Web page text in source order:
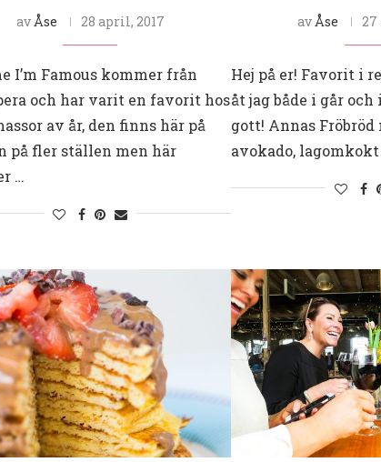
avÅse 28 april, 2017
I’m Famous kommer från
och har varit en favorit hos
av år, den finns här på
på fler ställen men här
…
avÅse 27
Hej på er! Favorit i
åt jag både i går
gott! Annas
avokado,